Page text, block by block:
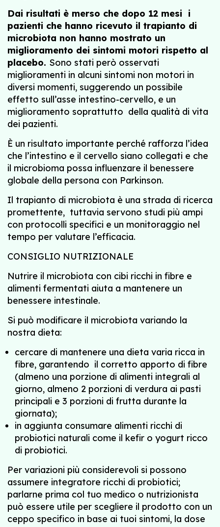
Dai risultati è merso che dopo 12 mesi i
pazienti che hanno ricevuto il trapianto di
microbiota non hanno mostrato un
miglioramento dei sintomi motori rispetto al
placebo. Sono stati però osservati
miglioramenti in alcuni sintomi non motori in
diversi momenti, suggerendo un possibile
effetto sull’asse intestino-cervello, e un
miglioramento soprattutto della qualità di vita
dei pazienti.
È un risultato importante perché rafforza l’idea
che l’intestino e il cervello siano collegati e che
il microbioma possa influenzare il benessere
globale della persona con Parkinson.
Il trapianto di microbiota è una strada di ricerca
promettente, tuttavia servono studi più ampi
con protocolli specifici e un monitoraggio nel
tempo per valutare l’efficacia.
CONSIGLIO NUTRIZIONALE
Nutrire il microbiota con cibi ricchi in fibre e
alimenti fermentati aiuta a mantenere un
benessere intestinale.
Si può modificare il microbiota variando la
nostra dieta:
cercare di mantenere una dieta varia ricca in
fibre, garantendo il corretto apporto di fibre
(almeno una porzione di alimenti integrali al
giorno, almeno 2 porzioni di verdura ai pasti
principali e 3 porzioni di frutta durante la
giornata);
in aggiunta consumare alimenti ricchi di
probiotici naturali come il kefir o yogurt ricco
di probiotici.
Per variazioni più considerevoli si possono
assumere integratore ricchi di probiotici;
parlarne prima col tuo medico o nutrizionista
può essere utile per scegliere il prodotto con un
ceppo specifico in base ai tuoi sintomi, la dose